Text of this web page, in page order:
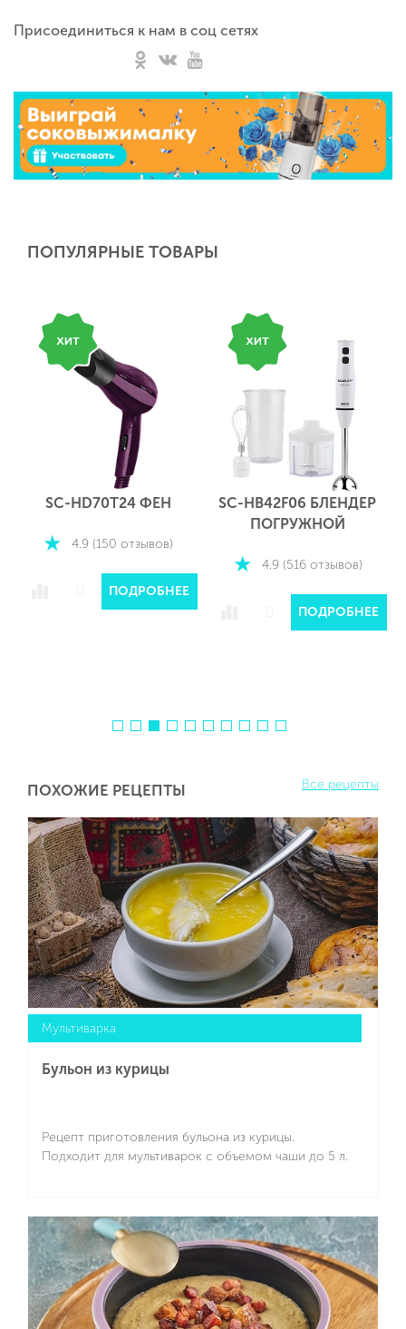
Присоединиться к нам в соц сетях
ПОПУЛЯРНЫЕ ТОВАРЫ
SC-HD70T24 ФЕН
4.9 (150 отзывов)
ПОДРОБНЕЕ
SC-HB42F06 БЛЕНДЕР
ПОГРУЖНОЙ
4.9 (516 отзывов)
ПОДРОБНЕЕ
ПОХОЖИЕ РЕЦЕПТЫ Все рецепты
Мультиварка
Бульон из курицы
Рецепт приготовления бульона из курицы.
Подходит для мультиварок с объемом чаши до 5 л.
Подробнее